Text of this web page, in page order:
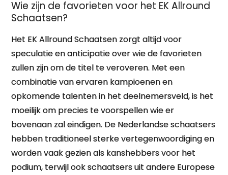
Wie zijn de favorieten voor het EK Allround
Schaatsen?
Het EK Allround Schaatsen zorgt altijd voor
speculatie en anticipatie over wie de favorieten
zullen zijn om de titel te veroveren. Met een
combinatie van ervaren kampioenen en
opkomende talenten in het deelnemersveld, is het
moeilijk om precies te voorspellen wie er
bovenaan zal eindigen. De Nederlandse schaatsers
hebben traditioneel sterke vertegenwoordiging en
worden vaak gezien als kanshebbers voor het
podium, terwijl ook schaatsers uit andere Europese